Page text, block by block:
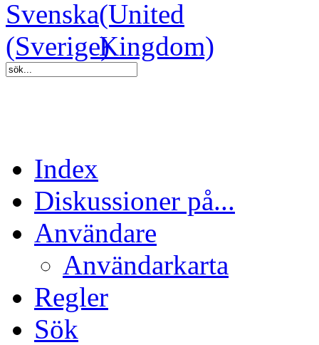
Index
Diskussioner på...
Användare
Användarkarta
Regler
Sök